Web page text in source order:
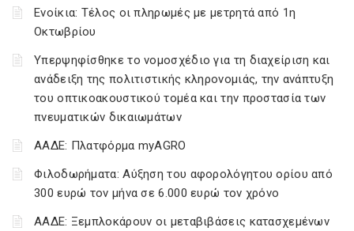
Ενοίκια: Τέλος οι πληρωμές με μετρητά από 1η
Οκτωβρίου
Υπερψηφίσθηκε το νομοσχέδιο για τη διαχείριση και
ανάδειξη της πολιτιστικής κληρονομιάς, την ανάπτυξη
του οπτικοακουστικού τομέα και την προστασία των
πνευματικών δικαιωμάτων
ΑΑΔΕ: Πλατφόρμα myAGRO
Φιλοδωρήματα: Αύξηση του αφορολόγητου ορίου από
300 ευρώ τον μήνα σε 6.000 ευρώ τον χρόνο
ΑΑΔΕ: Ξεμπλοκάρουν οι μεταβιβάσεις κατασχεμένων